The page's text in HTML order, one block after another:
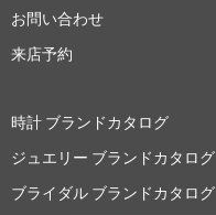
お問い合わせ
来店予約
時計 ブランドカタログ
ジュエリー ブランドカタログ
ブライダル ブランドカタログ